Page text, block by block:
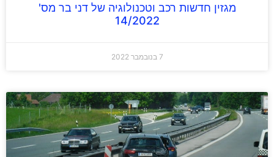
מגזין חדשות רכב וטכנולוגיה של דני בר מס'
14/2022
7 בנובמבר 2022